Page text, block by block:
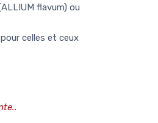
flavum) ou
celles et ceux